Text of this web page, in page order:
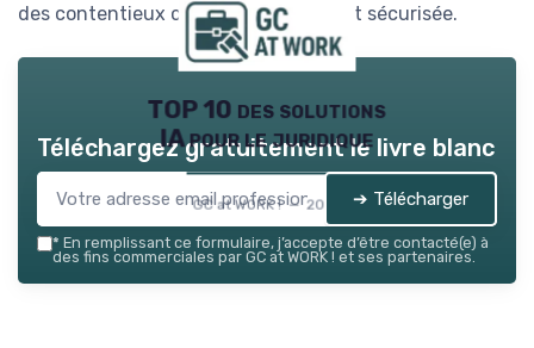
des contentieux conforme, éthique et sécurisée.
TOP 10 des solutions
IA pour le juridique
GC at WORK ! — 2026
Téléchargez gratuitement le livre blanc
➔ Télécharger
* En remplissant ce formulaire, j’accepte d’être contacté(e) à
des fins commerciales par GC at WORK ! et ses partenaires.